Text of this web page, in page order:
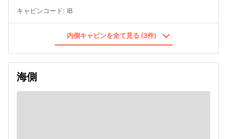
キャビンコード: IB
内側キャビンを全て見る (3件)
海側